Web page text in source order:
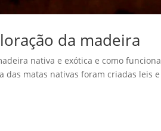
da madeira
nativa e exótica e como funciona
das matas nativas foram criadas leis e